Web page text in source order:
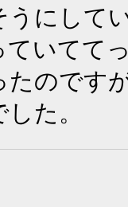
うにして
ていてて
たのです
た。